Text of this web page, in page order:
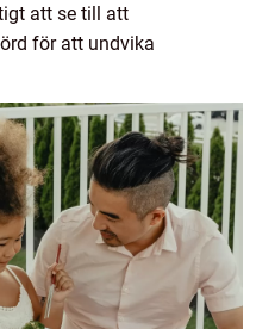
att se till att
för att undvika